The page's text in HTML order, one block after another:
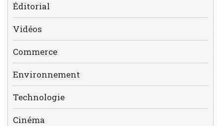
Éditorial
Vidéos
Commerce
Environnement
Technologie
Cinéma